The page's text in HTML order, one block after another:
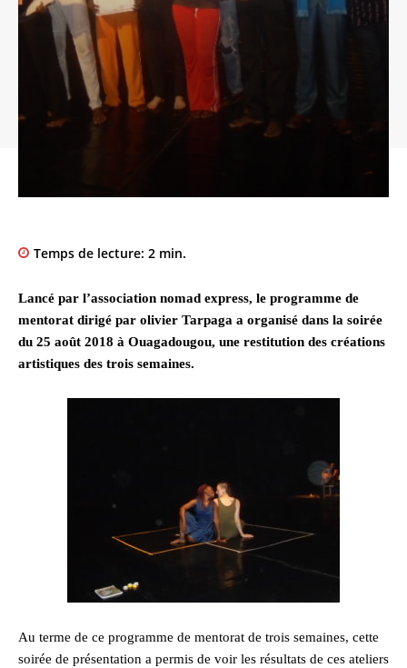
Temps de lecture: 2 min.
Lancé par l’association nomad express, le programme de
mentorat dirigé par olivier Tarpaga a organisé dans la soirée
du 25 août 2018 à Ouagadougou, une restitution des créations
artistiques des trois semaines.
Au terme de ce programme de mentorat de trois semaines, cette
soirée de présentation a permis de voir les résultats de ces ateliers